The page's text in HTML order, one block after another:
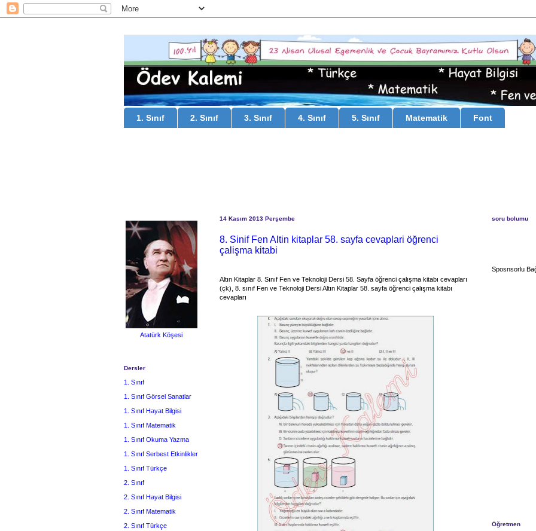
1. Sınıf 2. Sınıf 3. Sınıf 4. Sınıf 5. Sınıf Matematik Font
14 Kasım 2013 Perşembe
8. Sinif Fen Altin kitaplar 58. sayfa cevaplari öğrenci
çalişma kitabi
Altın Kitaplar 8. Sınıf Fen ve Teknoloji Dersi 58. Sayfa öğrenci çalışma kitabı cevapları
(çk), 8. sınıf Fen ve Teknoloji Dersi Altın Kitaplar 58. sayfa öğrenci çalışma kitabı
cevapları
Atatürk Köşesi
Dersler
1. Sınıf
1. Sınıf Görsel Sanatlar
1. Sınıf Hayat Bilgisi
1. Sınıf Matematik
1. Sınıf Okuma Yazma
1. Sınıf Serbest Etkinlikler
1. Sınıf Türkçe
2. Sınıf
2. Sınıf Hayat Bilgisi
2. Sınıf Matematik
2. Sınıf Türkçe
soru bolumu
Sposnsorlu
Öğretmen